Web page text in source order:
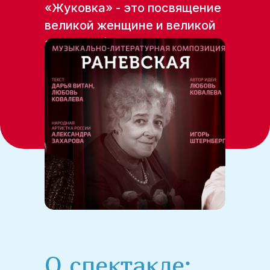
«Жуковка» - это посвящение
великой женщине и великой
актрисе, Фаине Георгиевне
Раневской.